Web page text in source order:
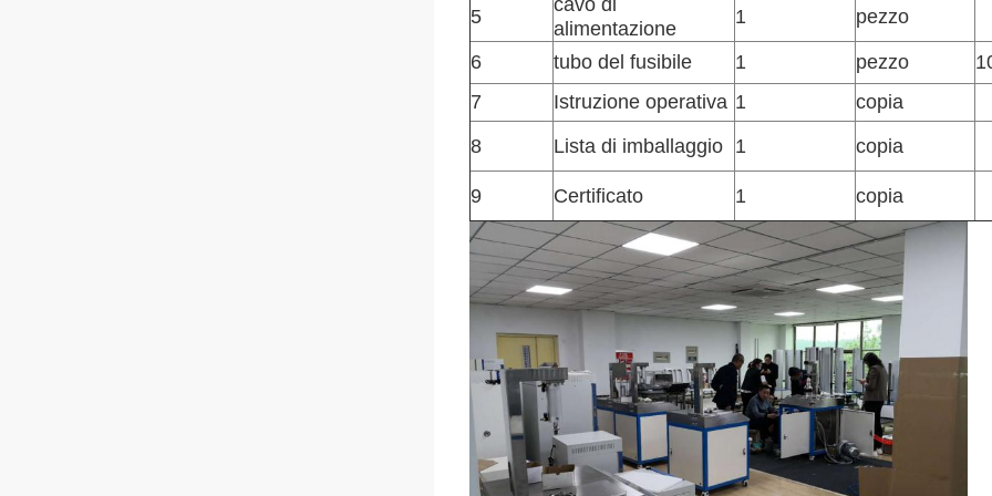
5
cavo di
alimentazione
1 pezzo
6 tubo del fusibile 1 pezzo
7
Istruzione operativa 1
copia
8
Lista di imballaggio 1 copia
9 Certificato 1 copia